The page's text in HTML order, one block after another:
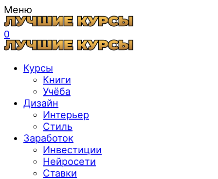
Меню
0
Курсы
Книги
Учёба
Дизайн
Интерьер
Стиль
Заработок
Инвестиции
Нейросети
Ставки